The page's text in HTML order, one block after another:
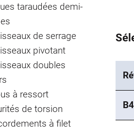
taraudées demi-
de serrage
pivotant
doubles
à ressort
de torsion
à filet